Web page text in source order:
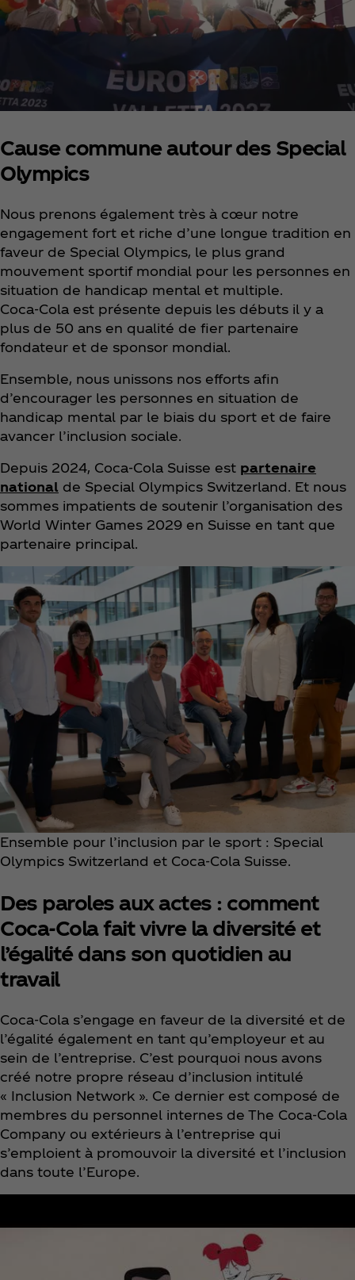
Cause commune autour des Special
Olympics
Nous prenons également très à cœur notre
engagement fort et riche d’une longue tradition en
faveur de Special Olympics, le plus grand
mouvement sportif mondial pour les personnes en
situation de handicap mental et multiple.
Coca‑Cola est présente depuis les débuts il y a
plus de 50 ans en qualité de fier partenaire
fondateur et de sponsor mondial.
Ensemble, nous unissons nos efforts afin
d’encourager les personnes en situation de
handicap mental par le biais du sport et de faire
avancer l’inclusion sociale.
Depuis 2024, Coca‑Cola Suisse est partenaire
national de Special Olympics Switzerland. Et nous
sommes impatients de soutenir l’organisation des
World Winter Games 2029 en Suisse en tant que
partenaire principal.
Ensemble pour l’inclusion par le sport : Special
Olympics Switzerland et Coca‑Cola Suisse.
Des paroles aux actes : comment
Coca‑Cola fait vivre la diversité et
l’égalité dans son quotidien au
travail
Coca‑Cola s’engage en faveur de la diversité et de
l’égalité également en tant qu’employeur et au
sein de l’entreprise. C’est pourquoi nous avons
créé notre propre réseau d’inclusion intitulé
« Inclusion Network ». Ce dernier est composé de
membres du personnel internes de The Coca‑Cola
Company ou extérieurs à l’entreprise qui
s’emploient à promouvoir la diversité et l’inclusion
dans toute l’Europe.